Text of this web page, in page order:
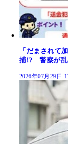
「だまされて
捕!? 警察が乱
2026年07月29日